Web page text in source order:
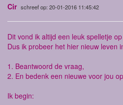
Cir schreef op: 20-01-2016 11:45:42
Dit vond ik altijd een leuk spelletje
Dus ik probeer het hier nieuw leven
1. Beantwoord de vraag,
2. En bedenk een nieuwe voor jou
Ik begin: